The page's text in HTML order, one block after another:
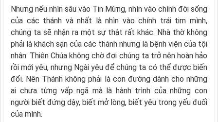
Nhưng nếu nhìn sâu vào Tin Mừng, nhìn vào chính đời sống
của các thánh và nhất là nhìn vào chính trái tim mình,
chúng ta sẽ nhận ra một sự thật rất khác. Nhà thờ không
phải là khách sạn của các thánh nhưng là bệnh viện của tội
nhân. Thiên Chúa không chờ đợi chúng ta trở nên hoàn hảo
rồi mới yêu, nhưng Ngài yêu để chúng ta có thể được biến
đổi. Nên Thánh không phải là con đường dành cho những
ai chưa từng vấp ngã mà là hành trình của những con
người biết đứng dậy, biết mở lòng, biết yêu trong yếu đuối
của mình.